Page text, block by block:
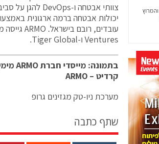
Ventures ו-Tiger Global.
קרדיט – ARMO
מערכת ניו-טק מגזינים גרופ
שתף כתבה
לא עוד טיל: סטארשיפ V3 והמרוץ